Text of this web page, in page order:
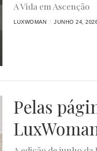
A Vida em Ascenção
LUXWOMAN JUNHO 24,
Pelas